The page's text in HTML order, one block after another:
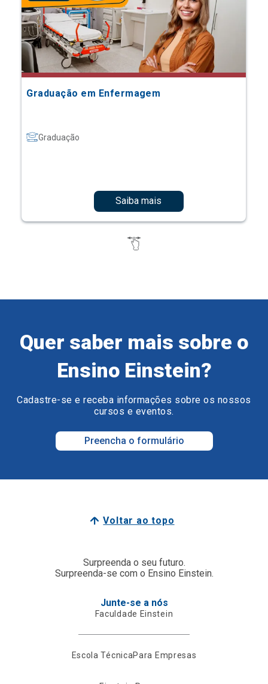
Graduação em Enfermagem
Graduação
Saiba mais
Quer saber mais sobre o
Ensino Einstein?
Cadastre-se e receba informações sobre os nossos
cursos e eventos.
Preencha o formulário
Voltar ao topo
Surpreenda o seu futuro.
Surpreenda-se com o Ensino Einstein.
Junte-se a nós
Faculdade Einstein
Escola TécnicaPara Empresas